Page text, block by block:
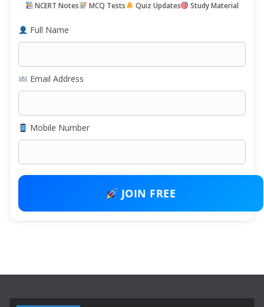
NCERT Notes MCQ Tests Quiz Updates Study Material
Full Name
Email Address
Mobile Number
JOIN FREE